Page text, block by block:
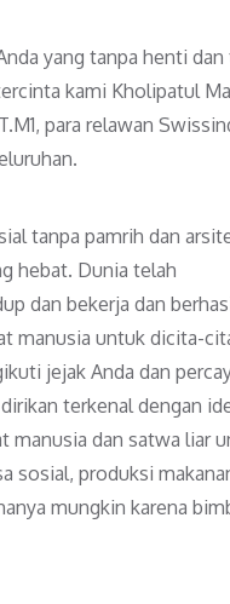
yang tanpa henti dan
kami Kholipatul
para relawan
tanpa pamrih dan
hebat. Dunia telah
dan bekerja dan
manusia untuk dicita-
jejak Anda dan
terkenal dengan
manusia dan satwa liar
sosial, produksi
mungkin karena